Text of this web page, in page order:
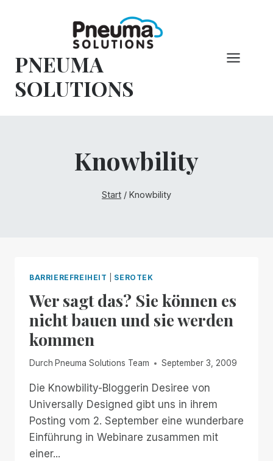
PNEUMA
SOLUTIONS
Knowbility
Start / Knowbility
BARRIEREFREIHEIT SEROTEK
Wer sagt das? Sie können es
nicht bauen und sie werden
kommen
Durch Pneuma Solutions Team September 3, 2009
Die Knowbility-Bloggerin Desiree von
Universally Designed gibt uns in ihrem
Posting vom 2. September eine wunderbare
Einführung in Webinare zusammen mit
einer...